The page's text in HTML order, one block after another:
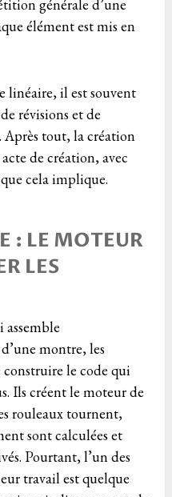
générale d’une
élément est mis en
linéaire, il est souvent
révisions et de
Après tout, la création
de création, avec
cela implique.
: LE MOTEUR
LES
montre, les
construire le code qui
Ils créent le moteur de
rouleaux tournent,
sont calculées et
Pourtant, l’un des
travail est quelque